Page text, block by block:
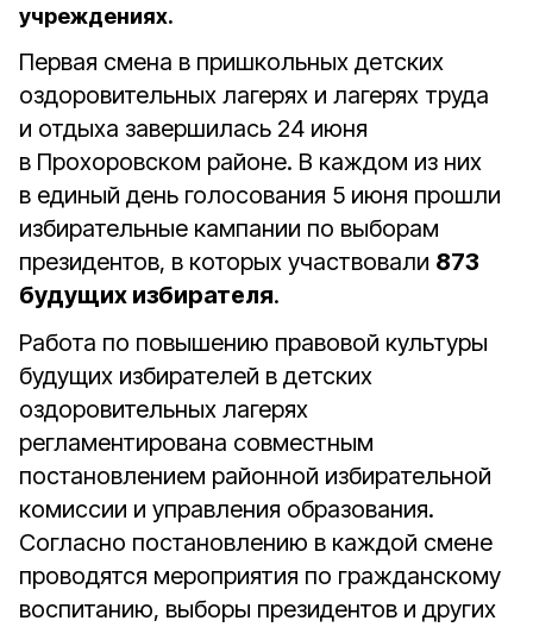
учреждениях.
Первая смена в пришкольных детских
оздоровительных лагерях и лагерях труда
и отдыха завершилась 24 июня
в Прохоровском районе. В каждом из них
в единый день голосования 5 июня прошли
избирательные кампании по выборам
президентов, в которых участвовали 873
будущих избирателя.
Работа по повышению правовой культуры
будущих избирателей в детских
оздоровительных лагерях
регламентирована совместным
постановлением районной избирательной
комиссии и управления образования.
Согласно постановлению в каждой смене
проводятся мероприятия по гражданскому
воспитанию, выборы президентов и других